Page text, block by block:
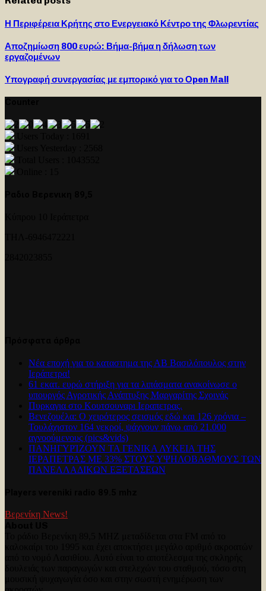
Η Περιφέρεια Κρήτης στο Ενεργειακό Κέντρο της Φλωρεντίας
Αποζημίωση 800 ευρώ: Βήμα-βήμα η δήλωση των
εργαζομένων
Υπογραφή συνεργασίας με εμπορικό για το Οpen Μall
Νέα εποχή για το καταστημα της ΑΒ Βασιλόπουλος στην
Ιεράπετρα!
61 εκατ. ευρώ στήριξη για τα λιπάσματα ανακοίνωσε ο
υπουργός Αγροτικής Ανάπτυξης Μαργαρίτης Σχοινάς
Πυρκαγια στο Κουτσουναρι Ιεραπετρας.
Βενεζουέλα: Ο χειρότερος σεισμός εδώ και 126 χρόνια –
Τουλάχιστον 164 νεκροί, ψάχνουν πάνω από 21.000
αγνοούμενους (pics&vids)
ΠΑΝΗΓΥΡΊΖΟΥΝ ΤΑ ΓΕΝΙΚΑ ΛΥΚΕΙΑ ΤΗΣ
ΙΕΡΑΠΕΤΡΑΣ ΜΕ 33% ΣΤΟΥΣ ΥΨΗΛΟΒΑΘΜΟΥΣ ΤΩΝ
ΠΑΝΕΛΛΑΔΙΚΩΝ ΕΞΕΤΑΣΕΩΝ
Βερενίκη News!